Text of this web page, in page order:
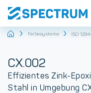
StartseiteFarbesysteme ISO
CX.002
Effizientes Zink-
Stahl in Umgebung